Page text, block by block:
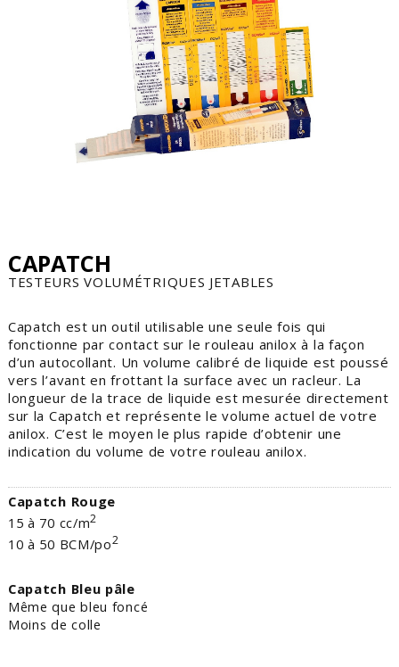
CAPATCH
TESTEURS VOLUMÉTRIQUES JETABLES
Capatch est un outil utilisable une seule fois qui
fonctionne par contact sur le rouleau anilox à la façon
d’un autocollant. Un volume calibré de liquide est poussé
vers l’avant en frottant la surface avec un racleur. La
longueur de la trace de liquide est mesurée directement
sur la Capatch et représente le volume actuel de votre
anilox. C’est le moyen le plus rapide d’obtenir une
indication du volume de votre rouleau anilox.
Capatch Rouge
15 à 70 cc/m­2
10 à 50 BCM/po­2
Capatch Bleu pâle
Même que bleu foncé
Moins de colle